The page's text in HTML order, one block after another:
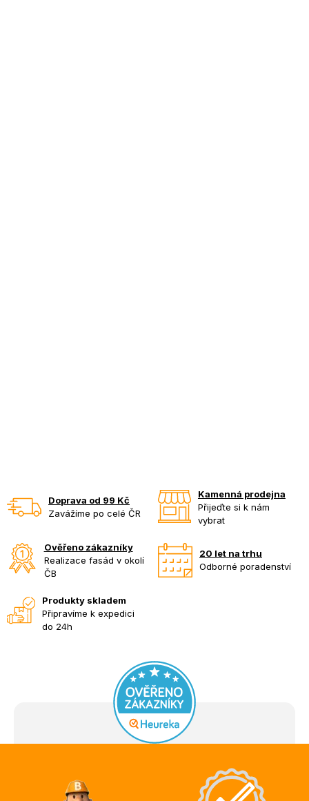
Doprava od 99 Kč
Zavážíme po celé ČR
Kamenná prodejna
Přijeďte si k nám
vybrat
Ověřeno zákazníky
Realizace fasád v okolí
ČB
20 let na trhu
Odborné poradenství
Produkty skladem
Připravíme k expedici
do 24h